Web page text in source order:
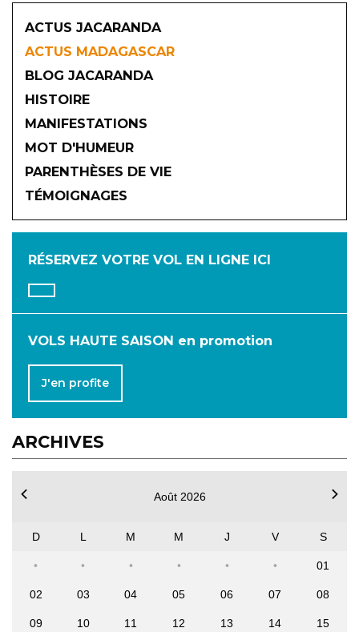
ACTUS JACARANDA
ACTUS MADAGASCAR
BLOG JACARANDA
HISTOIRE
MANIFESTATIONS
MOT D'HUMEUR
PARENTHÈSES DE VIE
TÉMOIGNAGES
RÉSERVEZ VOTRE VOL EN LIGNE ICI
VOLS HAUTE SAISON en promotion
J'en profite
ARCHIVES
JANVIER
AVRIL MAI JUIN
JUILLET AOÛT SEPTEMBRE
OCTOBRE
Août 2026
D L M M J V S
01
02 03 04 05 06 07 08
09 10 11 12 13 14 15